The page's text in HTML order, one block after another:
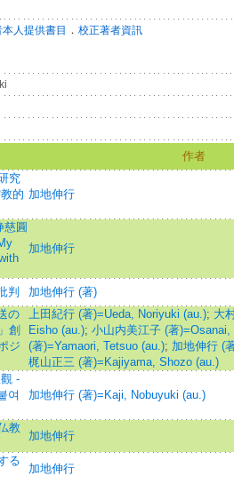
人提供書目 ． 校正著者資訊
作者
究
的 加地伸行
慈圓
加地伸行
判
加地伸行 (著)
の
創
ジ
上田紀行 (著)=Ueda, Noriyuki (au.); 大
Eisho (au.); 小山内美江子 (著)=Osanai,
(著)=Yamaori, Tetsuo (au.); 加地伸行 (
梶山正三 (著)=Kajiyama, Shozo (au.)
-
여
加地伸行 (著)=Kaji, Nobuyuki (au.)
教
加地伸行
る
加地伸行